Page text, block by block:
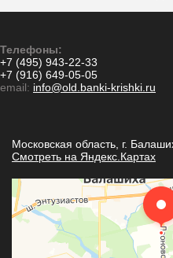
Телефоны:
+7 (495) 943-22-33
+7 (916) 649-05-05
email: info@old.banki-krishki.ru
Московская область, г.
Смотреть на Яндекс.Картах